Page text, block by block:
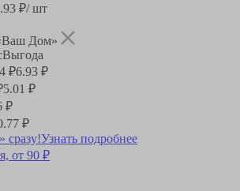
₽/ шт
Дом»
Выгода
₽6.93 ₽
5.01 ₽
₽
₽
сразу!Узнать подробнее
от 90 ₽